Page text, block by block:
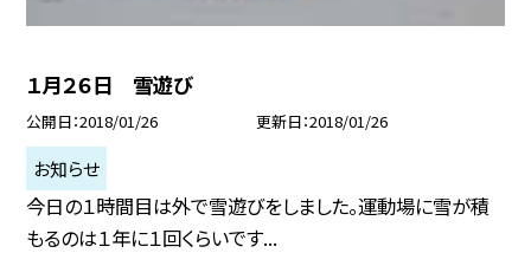
１月２６日 雪遊び
公開日 2018/01/26 更新日 2018/01/26
お知らせ
今日の１時間目は外で雪遊びをしました。運動場に雪が積
もるのは１年に１回くらいです...